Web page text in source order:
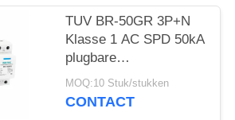
TUV BR-50GR 3P+N
Klasse 1 AC SPD 50kA
plugbare
overspanningsbeveiliging
type 1 spd TUV
MOQ:10 Stuk/stukken
CONTACT